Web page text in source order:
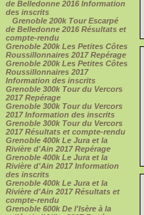
de Belledonne 2016 Information
des inscrits
Grenoble 200k Tour Escarpé
de Belledonne 2016 Résultats et
compte-rendu
Grenoble 200k Les Petites Côtes
Roussillonnaires 2017 Repérage
Grenoble 200k Les Petites Côtes
Roussillonnaires 2017
Information des inscrits
Grenoble 300k Tour du Vercors
2017 Repérage
Grenoble 300k Tour du Vercors
2017 Information des inscrits
Grenoble 300k Tour du Vercors
2017 Résultats et compte-rendu
Grenoble 400k Le Jura et la
Rivière d'Ain 2017 Repérage
Grenoble 400k Le Jura et la
Rivière d'Ain 2017 Information
des inscrits
Grenoble 400k Le Jura et la
Rivière d'Ain 2017 Résultats et
compte-rendu
Grenoble 600k De l'Isère à la